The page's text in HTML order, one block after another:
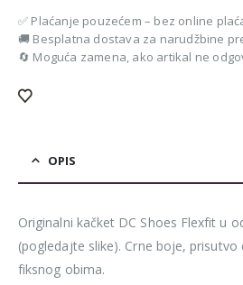
✅ Plaćanje pouzećem – bez online
🚚 Besplatna dostava za narudžbine
🔄 Moguća zamena, ako artikal ne
OPIS
Originalni kačket DC Shoes Flexfit u
(pogledajte slike). Crne boje, prisutvo
fiksnog obima.